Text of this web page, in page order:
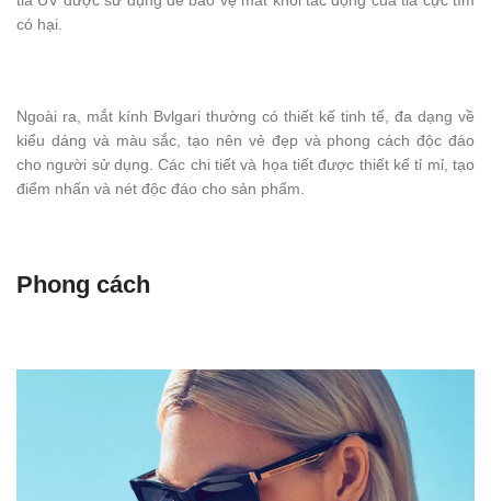
có hại.
Ngoài ra, mắt kính Bvlgari thường có thiết kế tinh tế, đa dạng về
kiểu dáng và màu sắc, tạo nên vẻ đẹp và phong cách độc đáo
cho người sử dụng. Các chi tiết và họa tiết được thiết kế tỉ mỉ, tạo
điểm nhấn và nét độc đáo cho sản phẩm.
Phong cách